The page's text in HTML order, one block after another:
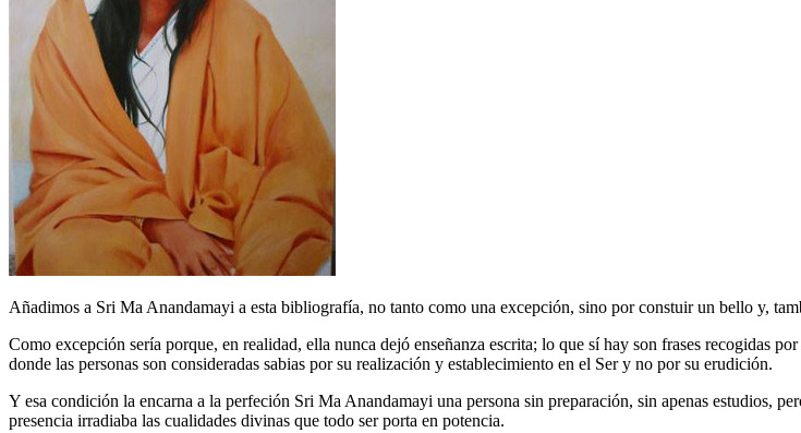
Añadimos a Sri Ma Anandamayi a esta bibliografía, no tanto como una excepción, sino por constuir un bello y,
Como excepción sería porque, en realidad, ella nunca dejó enseñanza escrita; lo que sí hay son frases recogidas
donde las personas son consideradas sabias por su realización y establecimiento en el Ser y no por su erudición.
Y esa condición la encarna a la perfeción Sri Ma Anandamayi una persona sin preparación, sin apenas estudios,
presencia irradiaba las cualidades divinas que todo ser porta en potencia.